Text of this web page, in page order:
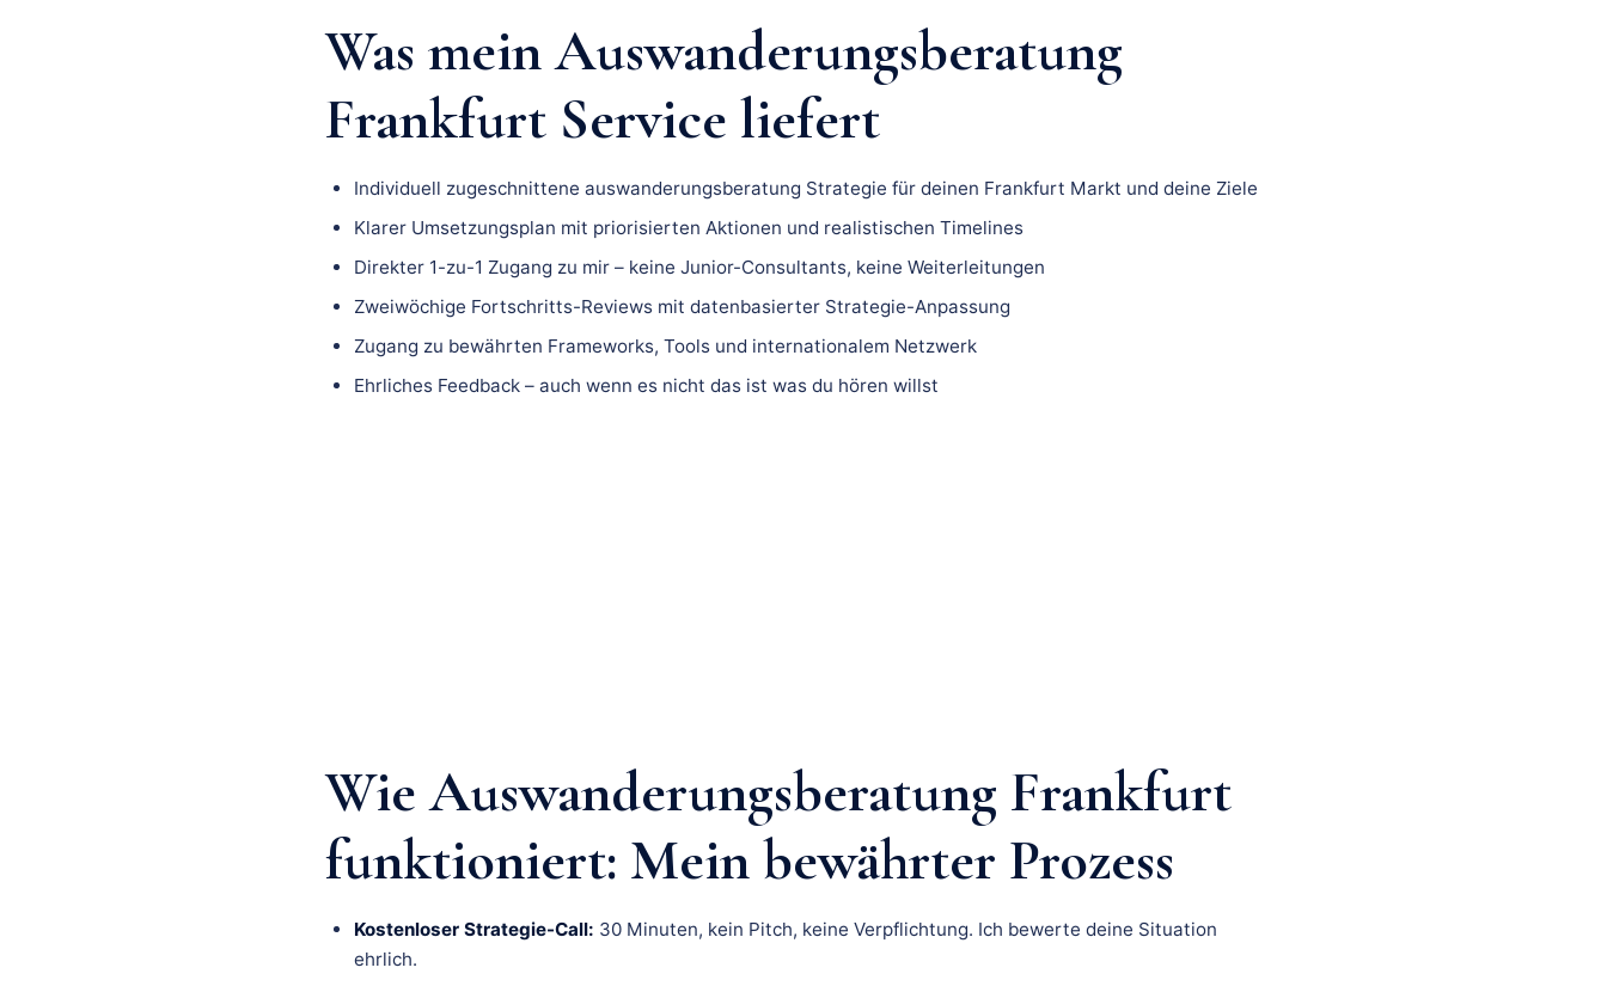
Was mein Auswanderungsberatung
Frankfurt Service liefert
Individuell zugeschnittene auswanderungsberatung Strategie für deinen Frankfurt Markt und deine Ziele
Klarer Umsetzungsplan mit priorisierten Aktionen und realistischen Timelines
Direkter 1-zu-1 Zugang zu mir – keine Junior-Consultants, keine Weiterleitungen
Zweiwöchige Fortschritts-Reviews mit datenbasierter Strategie-Anpassung
Zugang zu bewährten Frameworks, Tools und internationalem Netzwerk
Ehrliches Feedback – auch wenn es nicht das ist was du hören willst
Wie Auswanderungsberatung Frankfurt
funktioniert: Mein bewährter Prozess
Kostenloser Strategie-Call: 30 Minuten, kein Pitch, keine Verpflichtung. Ich bewerte deine Situation
ehrlich.